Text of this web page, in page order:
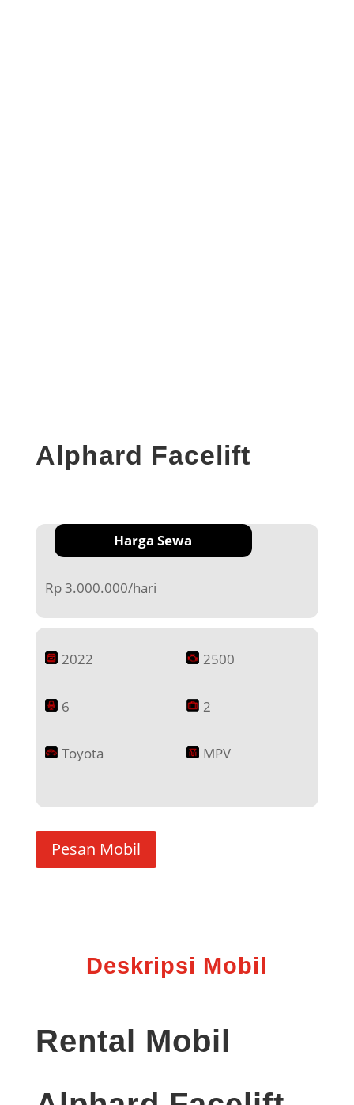
Alphard Facelift
Harga Sewa
Rp 3.000.000/hari
2022 2500
6 2
Toyota MPV
Pesan Mobil
Deskripsi Mobil
Rental Mobil